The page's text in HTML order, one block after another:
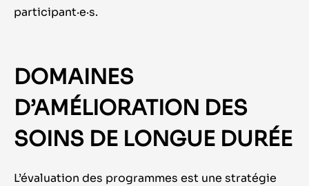
participant·e·s.
DOMAINES
D’AMÉLIORATION DES
SOINS DE LONGUE DURÉE
L’évaluation des programmes est une stratégie